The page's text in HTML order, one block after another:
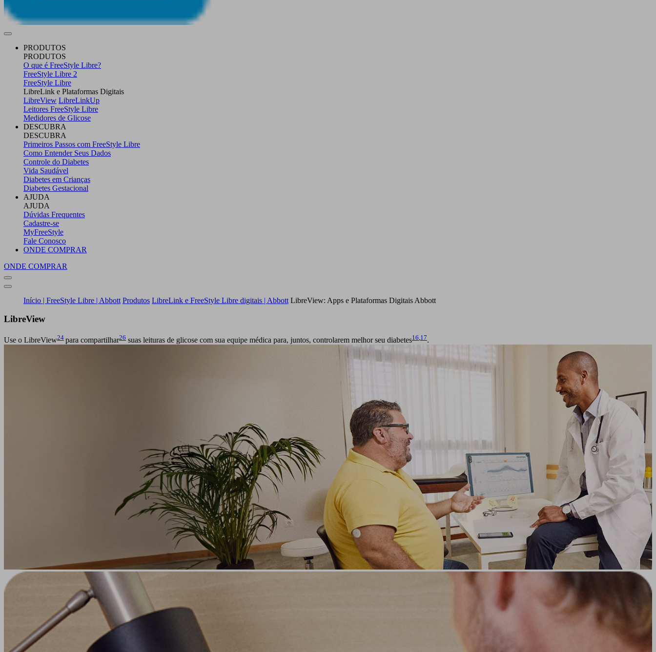
PRODUTOS
PRODUTOS
O que é FreeStyle Libre?
FreeStyle Libre 2
FreeStyle Libre
LibreLink e Plataformas Digitais
LibreView LibreLinkUp
Leitores FreeStyle Libre
Medidores de Glicose
DESCUBRA
DESCUBRA
Primeiros Passos com FreeStyle Libre
Como Entender Seus Dados
Controle do Diabetes
Vida Saudável
Diabetes em Crianças
Diabetes Gestacional
AJUDA
AJUDA
Dúvidas Frequentes
Cadastre-se
MyFreeStyle
Fale Conosco
ONDE COMPRAR
ONDE COMPRAR
Início | FreeStyle Libre | Abbott Produtos LibreLink e FreeStyle Libre digitais | Abbott LibreView: Apps e Plataformas Digitais Abbott
LibreView
Use o LibreView24 para compartilhar26 suas leituras de glicose com sua equipe médica para, juntos, controlarem melhor seu diabetes16 17.